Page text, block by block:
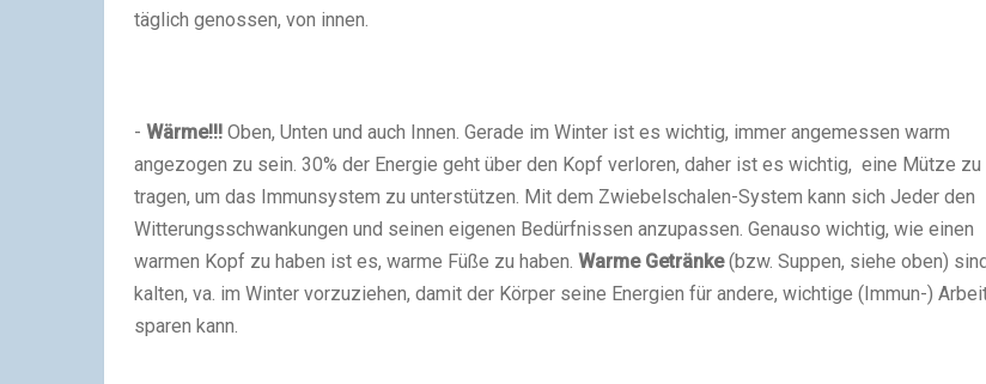
täglich genossen, von innen.
- Wärme!!! Oben, Unten und auch Innen. Gerade im Winter ist es wichtig, immer angemessen warm
angezogen zu sein. 30% der Energie geht über den Kopf verloren, daher ist es wichtig, eine Mütze zu
tragen, um das Immunsystem zu unterstützen. Mit dem Zwiebelschalen-System kann sich Jeder den
Witterungsschwankungen und seinen eigenen Bedürfnissen anzupassen. Genauso wichtig, wie einen
warmen Kopf zu haben ist es, warme Füße zu haben. Warme Getränke(bzw. Suppen, siehe oben)
kalten, va. im Winter vorzuziehen, damit der Körper seine Energien für andere, wichtige (Immun-)
sparen kann.